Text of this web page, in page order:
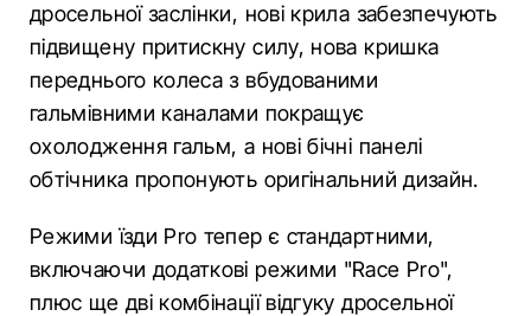
дросельної заслінки, нові крила забезпечують
підвищену притискну силу, нова кришка
переднього колеса з вбудованими
гальмівними каналами покращує
охолодження гальм, а нові бічні панелі
обтічника пропонують оригінальний дизайн.
Режими їзди Pro тепер є стандартними,
включаючи додаткові режими "Race Pro",
плюс ще дві комбінації відгуку дросельної